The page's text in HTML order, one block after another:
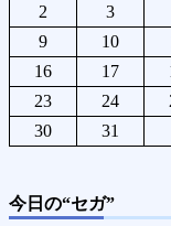
2
3
9
10
16
17
23
24
30
31
今日の“セガ”